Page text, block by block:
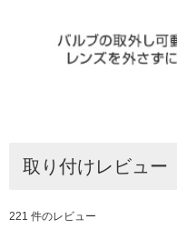
取り付けレビュー
221 件のレビュー